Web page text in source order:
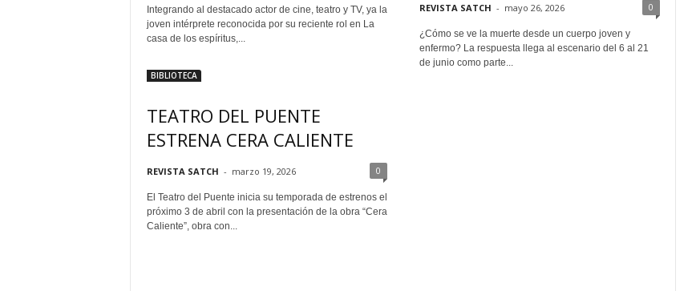
Integrando al destacado actor de cine, teatro y TV, ya la
joven intérprete reconocida por su reciente rol en La
casa de los espíritus,...
REVISTA SATCH - mayo 26, 2026 0
¿Cómo se ve la muerte desde un cuerpo joven y
enfermo? La respuesta llega al escenario del 6 al 21
de junio como parte...
BIBLIOTECA
TEATRO DEL PUENTE
ESTRENA CERA CALIENTE
REVISTA SATCH - marzo 19, 2026 0
El Teatro del Puente inicia su temporada de estrenos el
próximo 3 de abril con la presentación de la obra “Cera
Caliente”, obra con...